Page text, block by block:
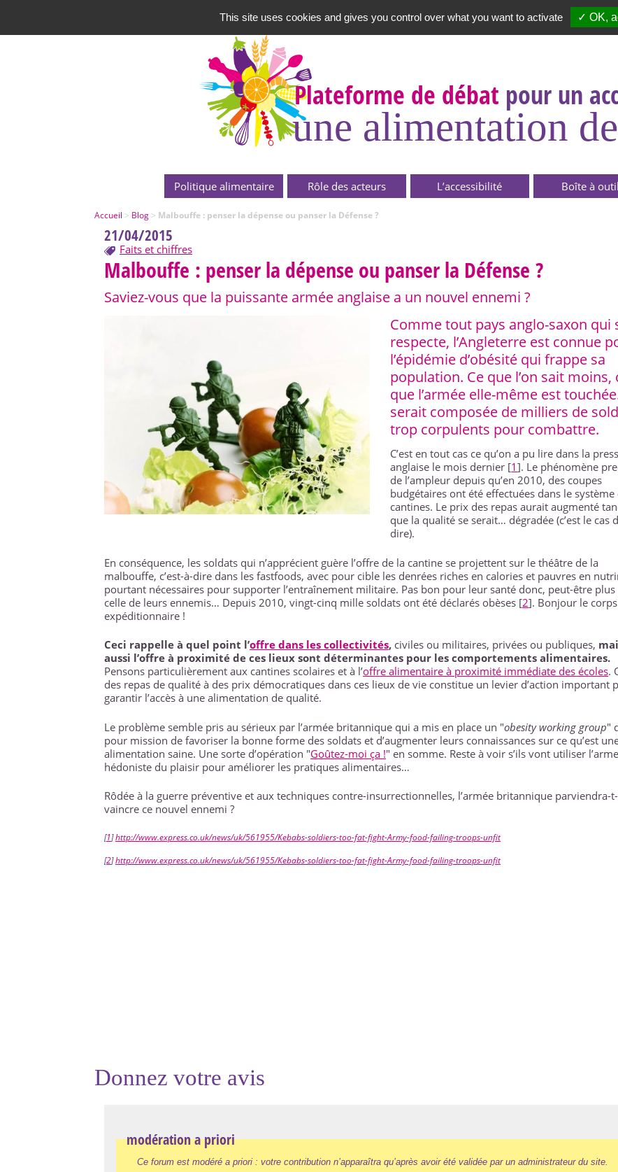
Plateforme de débat pour un
une alimentation
Politique alimentaire Rôle des acteurs L’accessibilité Boîte à
Accueil > Blog > Malbouffe : penser la dépense ou panser la Défense ?
21/04/2015
Faits et chiffres
Malbouffe : penser la dépense ou panser la Défense ?
Saviez-vous que la puissante armée anglaise a un nouvel ennemi ?
Comme tout pays anglo-saxon qui
respecte, l’Angleterre est connue
l’épidémie d’obésité qui frappe sa
population. Ce que l’on sait moins,
que l’armée elle-même est
serait composée de milliers de
trop corpulents pour combattre.
C’est en tout cas ce qu’on a pu lire dans la
anglaise le mois dernier [1]. Le phénomène
de l’ampleur depuis qu’en 2010, des coupes
budgétaires ont été effectuées dans le système
cantines. Le prix des repas aurait augmenté
que la qualité se serait… dégradée (c’est le cas
dire).
En conséquence, les soldats qui n’apprécient guère l’offre de la cantine se projettent sur le théâtre de la
malbouffe, c’est-à-dire dans les fastfoods, avec pour cible les denrées riches en calories et pauvres en
pourtant nécessaires pour supporter l’entraînement militaire. Pas bon pour leur santé donc, peut-être
celle de leurs ennemis… Depuis 2010, vingt-cinq mille soldats ont été déclarés obèses [2]. Bonjour le corps
expéditionnaire !
Ceci rappelle à quel point l’offre dans les collectivités, civiles ou militaires, privées ou publiques,
aussi l’offre à proximité de ces lieux sont déterminantes pour les comportements alimentaires.
Pensons particulièrement aux cantines scolaires et à l’offre alimentaire à proximité immédiate des écoles.
des repas de qualité à des prix démocratiques dans ces lieux de vie constitue un levier d’action important
garantir l’accès à une alimentation de qualité.
Le problème semble pris au sérieux par l’armée britannique qui a mis en place un "obesity working group"
pour mission de favoriser la bonne forme des soldats et d’augmenter leurs connaissances sur ce qu’est
alimentation saine. Une sorte d’opération "Goûtez-moi ça !" en somme. Reste à voir s’ils vont utiliser l’arme
hédoniste du plaisir pour améliorer les pratiques alimentaires…
Rôdée à la guerre préventive et aux techniques contre-insurrectionnelles, l’armée britannique parviendra-
vaincre ce nouvel ennemi ?
[1]http://www.express.co.uk/news/uk/561955/Kebabs-soldiers-too-fat-fight-Army-food-failing-troops-unfit
[2]http://www.express.co.uk/news/uk/561955/Kebabs-soldiers-too-fat-fight-Army-food-failing-troops-unfit
Donnez votre avis
modération a priori
Ce forum est modéré a priori : votre contribution n’apparaîtra qu’après avoir été validée par un administrateur du site.
Newsletter| A propos
This site uses cookies and gives you control over what you want to activate ✓ OK,